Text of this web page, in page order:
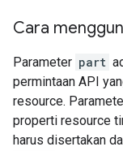
Cara
Parameter part
permintaan API
resource.
properti resource
harus disertakan